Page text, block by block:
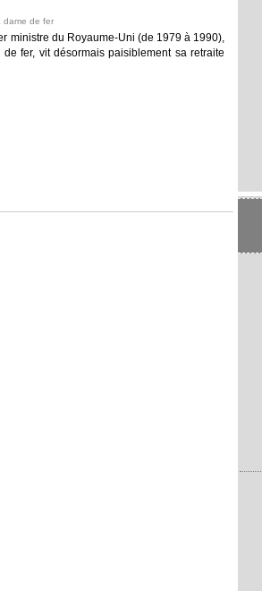
dame de fer
ministre du Royaume-Uni (de 1979 à 1990),
fer, vit désormais paisiblement sa retraite